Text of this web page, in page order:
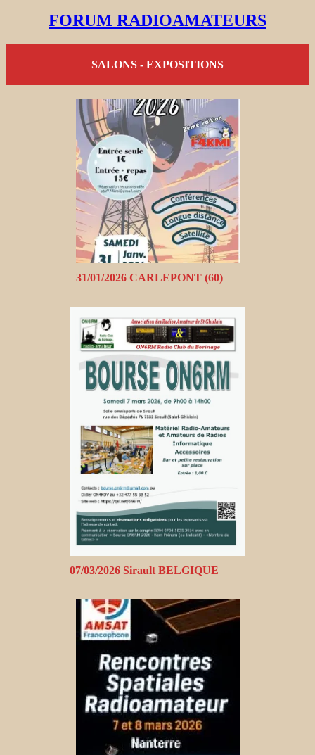
FORUM RADIOAMATEURS
SALONS - EXPOSITIONS
31/01/2026 CARLEPONT (60)
07/03/2026 Sirault BELGIQUE